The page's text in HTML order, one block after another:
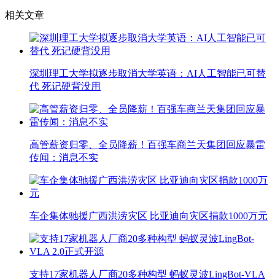
相关文章
深圳理工大学拟逐步取消大学英语：AI人工智能已可替
代 死记硬背没用
高管薪资归零、全员降薪！百强车商兰天集团回应暴雷
传闻：消息不实
车企集体驰援广西洪涝灾区 比亚迪向灾区捐款1000万元
支持17家机器人厂商20多种构型 蚂蚁灵波LingBot-VLA